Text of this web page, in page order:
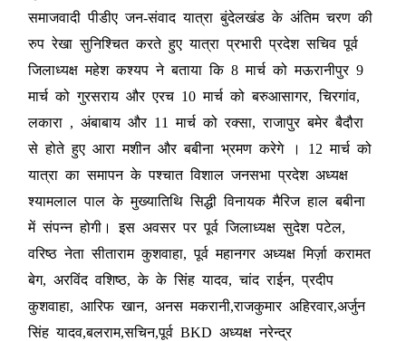
समाजवादी पीडीए जन-संवाद यात्रा बुंदेलखंड के अंतिम चरण की
रुप रेखा सुनिश्चित करते हुए यात्रा प्रभारी प्रदेश सचिव पूर्व
जिलाध्यक्ष महेश कश्यप ने बताया कि 8 मार्च को मऊरानीपुर 9
मार्च को गुरसराय और एरच 10 मार्च को बरुआसागर, चिरगांव,
लकारा , अंबाबाय और 11 मार्च को रक्सा, राजापुर बमेर बैदौरा
से होते हुए आरा मशीन और बबीना भ्रमण करेगे । 12 मार्च को
यात्रा का समापन के पश्चात विशाल जनसभा प्रदेश अध्यक्ष
श्यामलाल पाल के मुख्यातिथि सिद्धी विनायक मैरिज हाल बबीना
में संपन्न होगी। इस अवसर पर पूर्व जिलाध्यक्ष सुदेश पटेल,
वरिष्ठ नेता सीताराम कुशवाहा, पूर्व महानगर अध्यक्ष मिर्ज़ा करामत
बेग, अरविंद वशिष्ठ, के के सिंह यादव, चांद राईन, प्रदीप
कुशवाहा, आरिफ खान, अनस मकरानी,राजकुमार अहिरवार,अर्जुन
सिंह यादव,बलराम,सचिन,पूर्व BKD अध्यक्ष नरेन्द्र